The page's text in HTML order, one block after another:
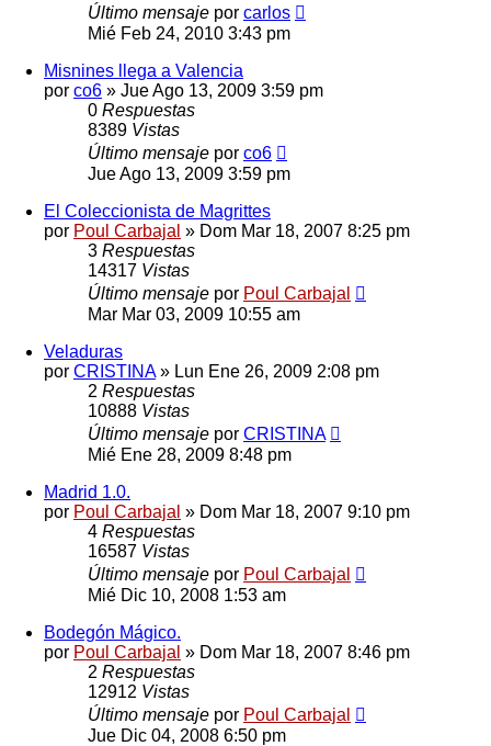
Último mensaje por carlos
Mié Feb 24, 2010 3:43 pm
Misnines llega a Valencia
por co6 » Jue Ago 13, 2009 3:59 pm
0 Respuestas
8389 Vistas
Último mensaje por co6
Jue Ago 13, 2009 3:59 pm
El Coleccionista de Magrittes
por Poul Carbajal » Dom Mar 18, 2007 8:25 pm
3 Respuestas
14317 Vistas
Último mensaje por Poul Carbajal
Mar Mar 03, 2009 10:55 am
Veladuras
por CRISTINA» Lun Ene 26, 2009 2:08 pm
2 Respuestas
10888 Vistas
Último mensaje por CRISTINA
Mié Ene 28, 2009 8:48 pm
Madrid 1.0.
por Poul Carbajal » Dom Mar 18, 2007 9:10 pm
4 Respuestas
16587 Vistas
Último mensaje por Poul Carbajal
Mié Dic 10, 2008 1:53 am
Bodegón Mágico.
por Poul Carbajal » Dom Mar 18, 2007 8:46 pm
2 Respuestas
12912 Vistas
Último mensaje por Poul Carbajal
Jue Dic 04, 2008 6:50 pm